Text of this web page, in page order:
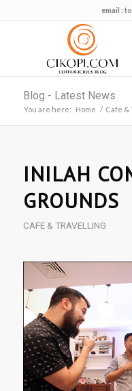
email :
Blog - Latest News
You are here: Home / Cafe &
INILAH
GROUNDS
CAFE & TRAVELLING